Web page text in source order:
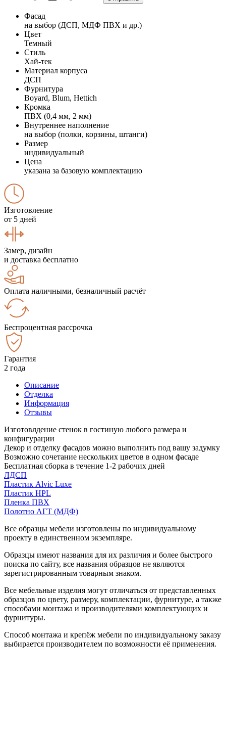
Фасад
на выбор (ДСП, МДФ ПВХ и др.)
Цвет
Темный
Стиль
Хай-тек
Материал корпуса
ДСП
Фурнитура
Boyard, Blum, Hettich
Кромка
ПВХ (0,4 мм, 2 мм)
Внутреннее наполнение
на выбор (полки, корзины, штанги)
Размер
индивидуальный
Цена
указана за базовую комплектацию
Изготовление
от 5 дней
Замер, дизайн
и доставка бесплатно
Оплата наличными, безналичный расчёт
Беспроцентная рассрочка
Гарантия
2 года
Описание
Отделка
Информация
Отзывы
Изготовлдение стенок в гостиную любого размера и
конфигурации
Декор и отделку фасадов можно выполнить под вашу задумку
Возможно сочетание нескольких цветов в одном фасаде
Бесплатная сборка в течение 1-2 рабочих дней
ЛДСП
Пластик Alvic Luxe
Пластик HPL
Пленка ПВХ
Полотно АГТ (МДФ)
Все образцы мебели изготовлены по индивидуальному
проекту в единственном экземпляре.
Образцы имеют названия для их различия и более быстрого
поиска по сайту, все названия образцов не являются
зарегистрированным товарным знаком.
Все мебельные изделия могут отличаться от представленных
образцов по цвету, размеру, комплектации, фурнитуре, а также
способами монтажа и производителями комплектующих и
фурнитуры.
Способ монтажа и крепёж мебели по индивидуальному заказу
выбирается производителем по возможности её применения.